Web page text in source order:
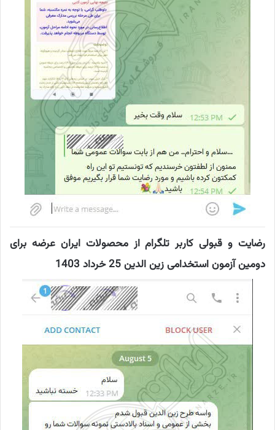
رضایت و قبولی کاربر تلگرام از محصولات ایران عرضه برای
دومین آزمون استخدامی زین الدین 25 خرداد 1403